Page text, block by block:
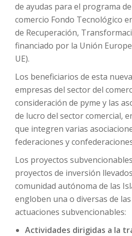
de ayudas para el programa
comercio Fondo Tecnológico
de Recuperación,
financiado por la Unión
UE).
Los beneficiarios de esta
empresas del sector del
consideración de pyme y las
de lucro del sector comercial,
que integren varias
federaciones y
Los proyectos
proyectos de inversión
comunidad autónoma de las
engloben una o diversas de
actuaciones subvencionables:
Actividades dirigidas a la